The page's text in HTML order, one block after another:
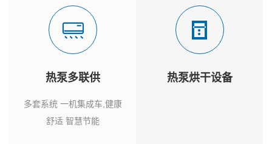
热泵多联供
多套系统 一机集成车,健康
舒适 智慧节能
热泵烘干设备